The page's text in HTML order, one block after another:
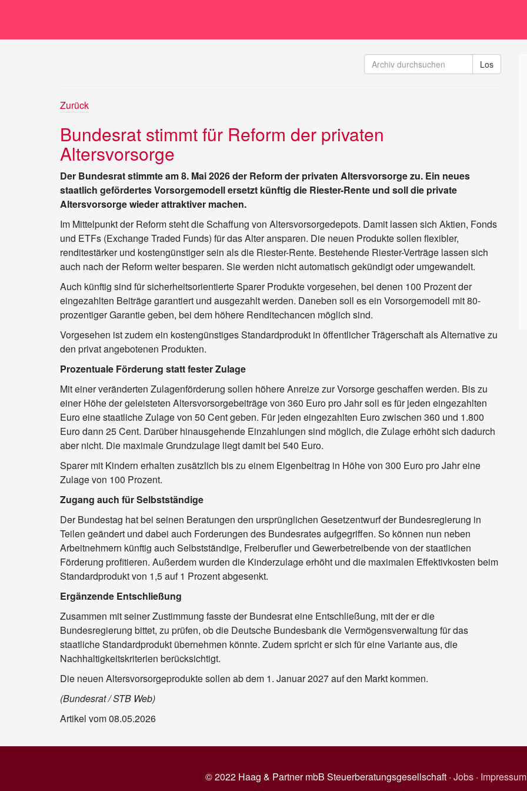
Zurück
Bundesrat stimmt für Reform der privaten
Altersvorsorge
Der Bundesrat stimmte am 8. Mai 2026 der Reform der privaten Altersvorsorge zu. Ein neues
staatlich gefördertes Vorsorgemodell ersetzt künftig die Riester-Rente und soll die private
Altersvorsorge wieder attraktiver machen.
Im Mittelpunkt der Reform steht die Schaffung von Altersvorsorgedepots. Damit lassen sich Aktien, Fonds
und ETFs (Exchange Traded Funds) für das Alter ansparen. Die neuen Produkte sollen flexibler,
renditestärker und kostengünstiger sein als die Riester-Rente. Bestehende Riester-Verträge lassen sich
auch nach der Reform weiter besparen. Sie werden nicht automatisch gekündigt oder umgewandelt.
Auch künftig sind für sicherheitsorientierte Sparer Produkte vorgesehen, bei denen 100 Prozent der
eingezahlten Beiträge garantiert und ausgezahlt werden. Daneben soll es ein Vorsorgemodell mit 80-
prozentiger Garantie geben, bei dem höhere Renditechancen möglich sind.
Vorgesehen ist zudem ein kostengünstiges Standardprodukt in öffentlicher Trägerschaft als Alternative zu
den privat angebotenen Produkten.
Prozentuale Förderung statt fester Zulage
Mit einer veränderten Zulagenförderung sollen höhere Anreize zur Vorsorge geschaffen werden. Bis zu
einer Höhe der geleisteten Altersvorsorgebeiträge von 360 Euro pro Jahr soll es für jeden eingezahlten
Euro eine staatliche Zulage von 50 Cent geben. Für jeden eingezahlten Euro zwischen 360 und 1.800
Euro dann 25 Cent. Darüber hinausgehende Einzahlungen sind möglich, die Zulage erhöht sich dadurch
aber nicht. Die maximale Grundzulage liegt damit bei 540 Euro.
Sparer mit Kindern erhalten zusätzlich bis zu einem Eigenbeitrag in Höhe von 300 Euro pro Jahr eine
Zulage von 100 Prozent.
Zugang auch für Selbstständige
Der Bundestag hat bei seinen Beratungen den ursprünglichen Gesetzentwurf der Bundesregierung in
Teilen geändert und dabei auch Forderungen des Bundesrates aufgegriffen. So können nun neben
Arbeitnehmern künftig auch Selbstständige, Freiberufler und Gewerbetreibende von der staatlichen
Förderung profitieren. Außerdem wurden die Kinderzulage erhöht und die maximalen Effektivkosten beim
Standardprodukt von 1,5 auf 1 Prozent abgesenkt.
Ergänzende Entschließung
Zusammen mit seiner Zustimmung fasste der Bundesrat eine Entschließung, mit der er die
Bundesregierung bittet, zu prüfen, ob die Deutsche Bundesbank die Vermögensverwaltung für das
staatliche Standardprodukt übernehmen könnte. Zudem spricht er sich für eine Variante aus, die
Nachhaltigkeitskriterien berücksichtigt.
Die neuen Altersvorsorgeprodukte sollen ab dem 1. Januar 2027 auf den Markt kommen.
(Bundesrat / STB Web)
Artikel vom 08.05.2026
© 2022 Haag & Partner mbB Steuerberatungsgesellschaft · Jobs· Impressum